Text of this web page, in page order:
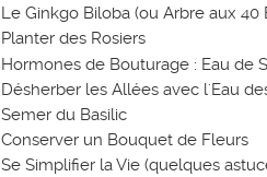
Le Ginkgo Biloba (ou Arbre aux 40
Planter des Rosiers
Hormones de Bouturage : Eau de
Désherber les Allées avec l'Eau
Semer du Basilic
Conserver un Bouquet de Fleurs
Se Simplifier la Vie (quelques